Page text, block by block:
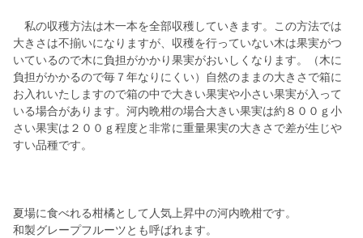
私の収穫方法は木一本を全部収穫していきます。この方法では
大きさは不揃いになりますが、収穫を行っていない木は果実がつ
いているので木に負担がかかり果実がおいしくなります。（木に
負担がかかるので毎７年なりにくい）自然のままの大きさで箱に
お入れいたしますので箱の中で大きい果実や小さい果実が入って
いる場合があります。河内晩柑の場合大きい果実は約８００ｇ小
さい果実は２００ｇ程度と非常に重量果実の大きさで差が生じや
すい品種です。
夏場に食べれる柑橘として人気上昇中の河内晩柑です。
和製グレープフルーツとも呼ばれます。